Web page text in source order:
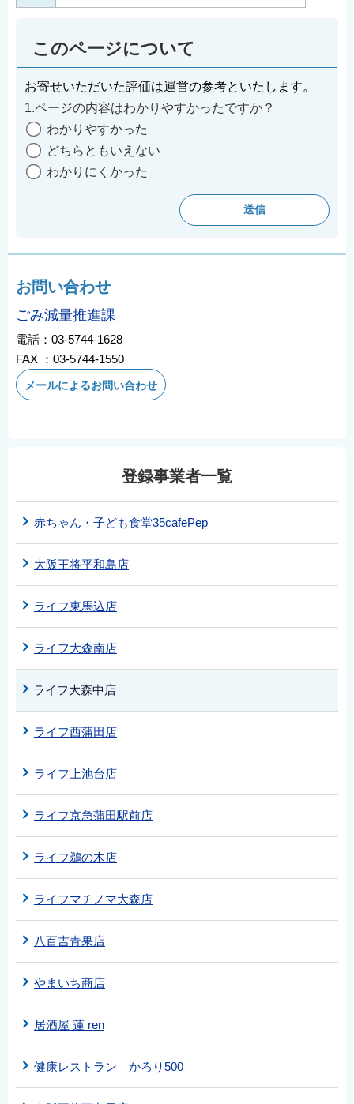
このページについて
お寄せいただいた評価は運営の参考といたします。
1.ページの内容はわかりやすかったですか？
わかりやすかった
どちらともいえない
わかりにくかった
お問い合わせ
ごみ減量推進課
電話：03-5744-1628
FAX ：03-5744-1550
メールによるお問い合わせ
登録事業者一覧
赤ちゃん・子ども食堂35cafePep
大阪王将平和島店
ライフ東馬込店
ライフ大森南店
ライフ大森中店
ライフ西蒲田店
ライフ上池台店
ライフ京急蒲田駅前店
ライフ鵜の木店
ライフマチノマ大森店
八百吉青果店
やまいち商店
居酒屋 蓮 ren
健康レストラン かろり500